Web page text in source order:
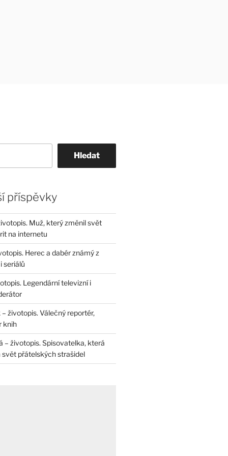
Hledat
příspěvky
Muž, který změnil svět
na internetu
Herec a dabér známý z
seriálů
Legendární televizní i
životopis. Válečný reportér,
knih
– životopis. Spisovatelka, která
přátelských strašidel